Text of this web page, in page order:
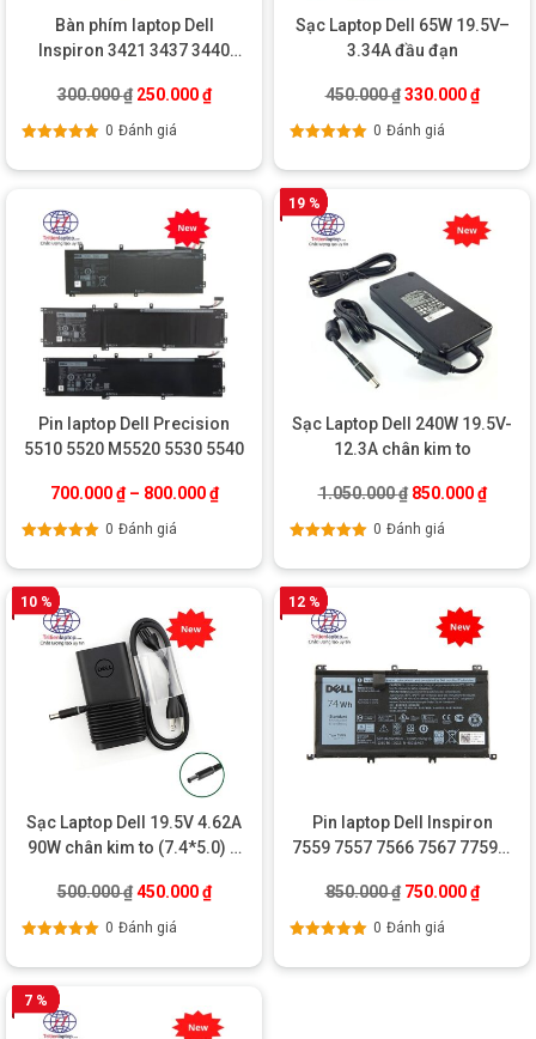
Bàn phím laptop Dell
Inspiron 3421 3437 3440
300.000₫ Giá gốc là: 300.000 ₫.
250.000₫Giá hiện tại là: 250.000 ₫.
0 Đánh giá
Sạc Laptop Dell 65W 19.5V–
3.34A đầu đạn
450.000₫ Giá gốc là:
330.000₫Giá
0 Đánh giá
Pin laptop Dell Precision
5510 5520 M5520 5530 5540
700.000₫– 800.000₫
0 Đánh giá
19 %
Sạc Laptop Dell 240W 19.5V-
12.3A chân kim to
1.050.000₫ Giá gốc là:
850.000₫Giá
0 Đánh giá
10 %
Sạc Laptop Dell 19.5V 4.62A
90W chân kim to (7.4*5.0) –
500.000₫ Giá gốc là: 500.000 ₫.
450.000₫Giá hiện tại là: 450.000 ₫.
0 Đánh giá
12 %
Pin laptop Dell Inspiron
7559 7557 7566 7567 7759 –
850.000₫ Giá gốc là:
750.000₫Giá
0 Đánh giá
7 %